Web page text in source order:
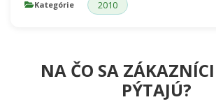
Kategórie 2010
NA ČO SA
PÝTAJÚ?